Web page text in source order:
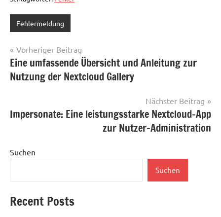
Fehlermeldung
Beitragsnavigation
Vorheriger Beitrag
Eine umfassende Übersicht und Anleitung zur
Nutzung der Nextcloud Gallery
Nächster Beitrag
Impersonate: Eine leistungsstarke Nextcloud-App
zur Nutzer-Administration
Suchen
Suchen
Recent Posts